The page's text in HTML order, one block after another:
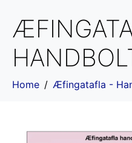
Home Æfingatafla -